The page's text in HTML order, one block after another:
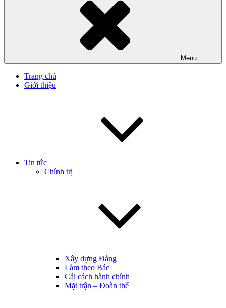
Menu
Trang chủ
Giới thiệu
Tin tức
Chính trị
Xây dựng Đảng
Làm theo Bác
Cải cách hành chính
Mặt trận – Đoàn thể